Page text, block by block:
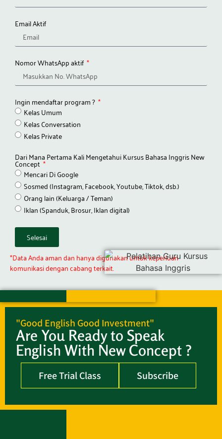
Email Aktif
Nomor WhatsApp aktif
Ingin mendaftar program ?
Kelas Umum
Kelas Conversation
Kelas Private
Dari Mana Pertama Kali Mengetahui Kursus Bahasa Inggris New
Concept
Mencari Di Google
Sosmed (Instagram, Facebook, Youtube, Tiktok, dsb.)
Orang lain (Keluarga / Teman)
Iklan (Spanduk, Brosur, Iklan digital)
Selesai
*Data Anda aman dan hanya digunakan untuk keperluan
komunikasi dengan cabang terkait.
"Good English Good Investment"
Are You Ready to Speak
English With New Concept ?
Free Trial Class Subscribe